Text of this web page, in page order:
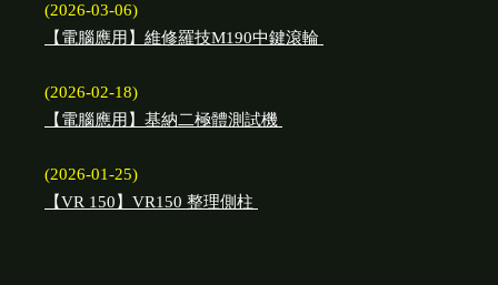
(2026-03-06)
【電腦應用】維修羅技M190中鍵滾輪
(2026-02-18)
【電腦應用】基納二極體測試機
(2026-01-25)
【VR 150】VR150 整理側柱